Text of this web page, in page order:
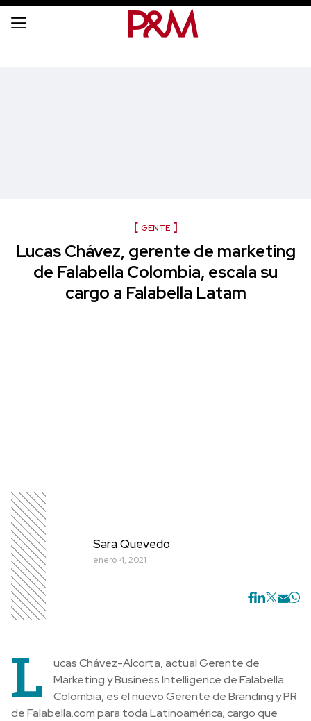
GENTE
Lucas Chávez, gerente de marketing
de Falabella Colombia, escala su
cargo a Falabella Latam
Sara Quevedo
enero 4, 2021
L
ucas Chávez-Alcorta, actual Gerente de
Marketing y Business Intelligence de Falabella
Colombia, es el nuevo Gerente de Branding y PR
de Falabella.com para toda Latinoamérica; cargo que